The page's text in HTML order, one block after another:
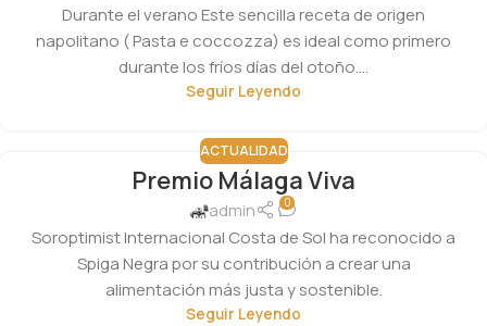
Durante el verano Este sencilla receta de origen
napolitano ( Pasta e coccozza) es ideal como primero
durante los fríos días del otoño....
Seguir Leyendo
ACTUALIDAD
Premio Málaga Viva
admin 0
Soroptimist Internacional Costa de Sol ha reconocido a
Spiga Negra por su contribución a crear una
alimentación más justa y sostenible.
Seguir Leyendo